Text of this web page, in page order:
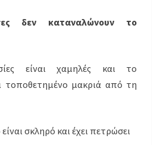
δεν καταναλώνουν το
είναι χαμηλές και το
τοποθετημένο μακριά από τη
σκληρό και έχει πετρώσει